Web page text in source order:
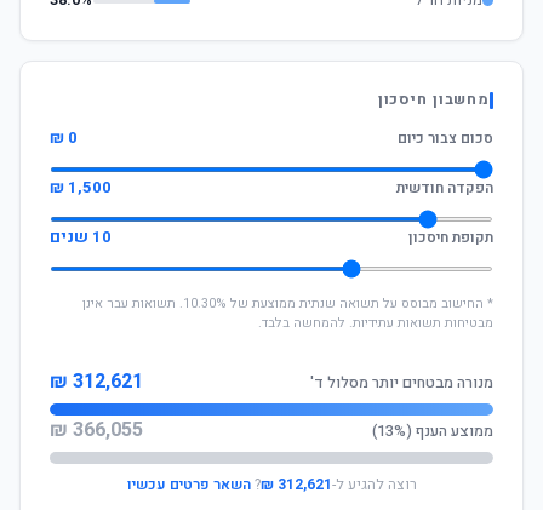
מחשבון חיסכון
סכום צבור כיום
0 ₪
הפקדה חודשית 1,500 ₪
תקופת חיסכון 10 שנים
* החישוב מבוסס על תשואה שנתית ממוצעת של 10.30%. תשואות עבר אינן
מבטיחות תשואות עתידיות. להמחשה בלבד.
מנורה מבטחים יותר מסלול ד' 312,621 ₪
ממוצע הענף (13%) 366,055 ₪
רוצה להגיע ל-312,621 ₪
?השאר פרטים עכשיו